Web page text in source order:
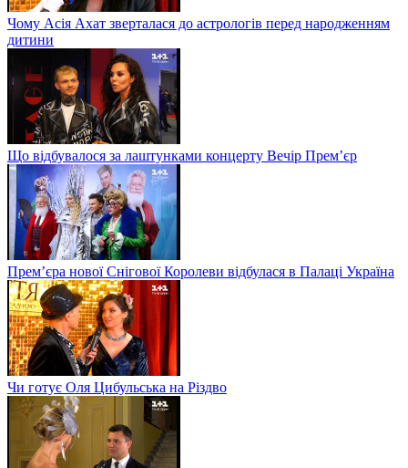
Чому Асія Ахат зверталася до астрологів перед народженням
дитини
Що відбувалося за лаштунками концерту Вечір Прем’єр
Прем’єра нової Снігової Королеви відбулася в Палаці Україна
Чи готує Оля Цибульська на Різдво